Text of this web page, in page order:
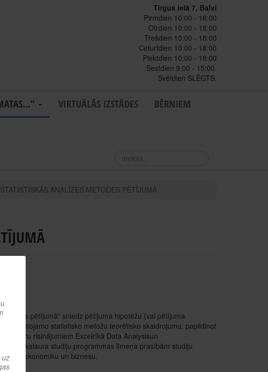
Tirgus ielā 7, Balvi
Pirmdien 10:00 - 18:00
Otrdien 10:00 - 18:00
Trešdien 10:00 - 18:00
Ceturtdien 10:00 - 18:00
Piektdien 10:00 - 18:00
Sestdien 9:00 - 15:00.
Svētdien SLĒGTS.
VIRTUĀLĀS IZSTĀDES
BĒRNIEM
meklēt...
STATISTISKĀS ANALĪZES METODES PĒTĪJUMĀ
pētījumā” sniedz pētījuma hipotēžu (vai pētījuma
pielietojamo statistisko metožu teorētisko skaidrojumu, papildinot
piemēru risinājumiem Excelrīkā Data Analysisun
studiju programmas līmeņa prasībām studiju
ar ekonomiku un biznesu.
uz